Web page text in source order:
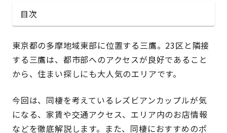
東京都の多摩地域東部に位置する三鷹。23区と隣接
する三鷹は、都市部へのアクセスが良好であること
から、住まい探しにも大人気のエリアです。
今回は、同棲を考えているレズビアンカップルが気
になる、家賃や交通アクセス、エリア内のお店情報
などを徹底解説します。また、同棲におすすめのポ
目次